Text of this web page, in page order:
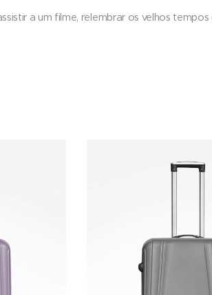
a um filme, relembrar os velhos